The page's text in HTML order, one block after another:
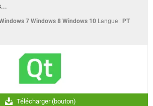
7 Windows 8 Windows 10 Langue : PT
Télécharger (bouton)